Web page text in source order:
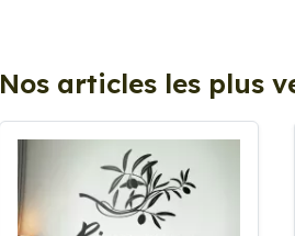
Nos articles les plus